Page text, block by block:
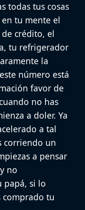
todas tus cosas
tu mente el
crédito, el
tu refrigerador
la
número está
favor de
no has
a doler. Ya
a tal
corriendo un
a pensar
no
papá, si lo
comprado tu